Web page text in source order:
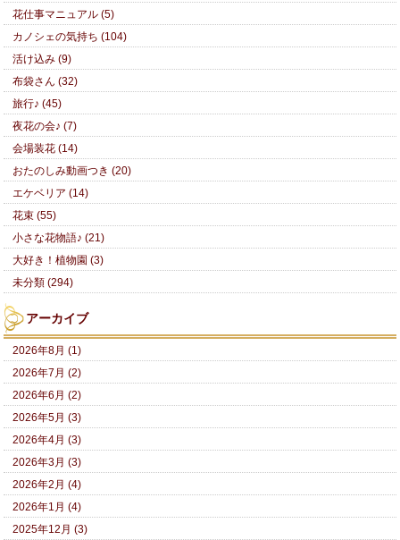
花仕事マニュアル (5)
カノシェの気持ち (104)
活け込み (9)
布袋さん (32)
旅行♪ (45)
夜花の会♪ (7)
会場装花 (14)
おたのしみ動画つき (20)
エケベリア (14)
花束 (55)
小さな花物語♪ (21)
大好き！植物園 (3)
未分類 (294)
アーカイブ
2026年8月 (1)
2026年7月 (2)
2026年6月 (2)
2026年5月 (3)
2026年4月 (3)
2026年3月 (3)
2026年2月 (4)
2026年1月 (4)
2025年12月 (3)